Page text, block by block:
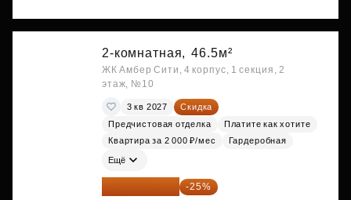
2-комнатная, 46.5м²
ЖК Амбер Сити, 4 корпус, 1 секция, 2
этаж, №10
3 кв 2027
Скидка
Предчистовая отделка
Платите как хотите
Квартира за 2 000 ₽/мес
Гардеробная
Ещё
29 839 050 ₽ -25%